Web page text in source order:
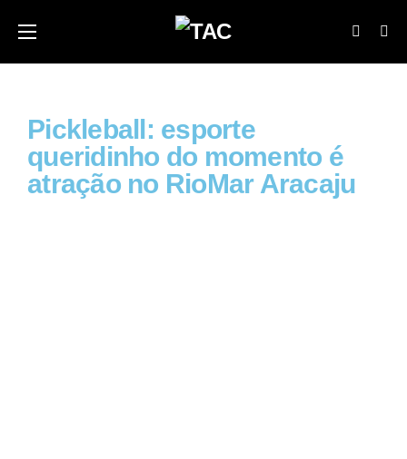
Pickleball: esporte
queridinho do momento é
atração no RioMar Aracaju